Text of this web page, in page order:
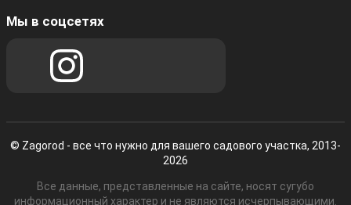
Мы в соцсетях
© Zagorod - все что нужно для вашего садового участка, 2013-
2026
Все данные, представленные на сайте, носят сугубо
информационный характер и не являются исчерпывающими.